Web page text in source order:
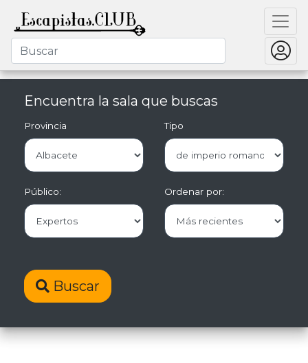
Encuentra la sala que buscas
Provincia Tipo
Público: Ordenar por:
Buscar